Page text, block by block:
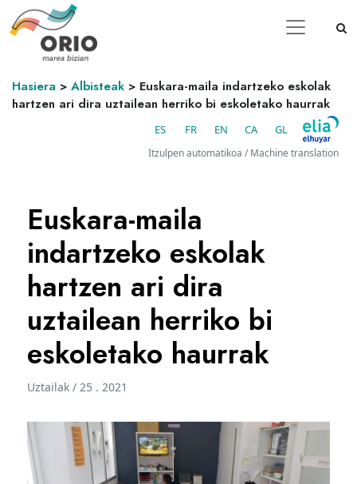
Hasiera > Albisteak > Euskara-maila indartzeko eskolak
hartzen ari dira uztailean herriko bi eskoletako haurrak
ES FR EN CA GL
Itzulpen automatikoa / Machine translation
Euskara-maila
indartzeko eskolak
hartzen ari dira
uztailean herriko bi
eskoletako haurrak
Uztailak / 25 . 2021